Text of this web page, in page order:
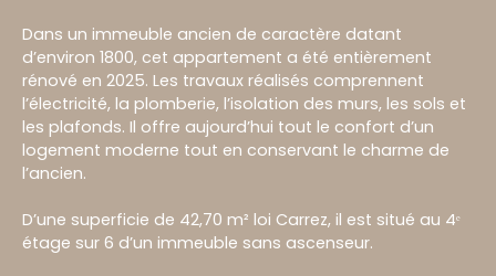
Dans un immeuble ancien de caractère datant
d’environ 1800, cet appartement a été entièrement
rénové en 2025. Les travaux réalisés comprennent
l’électricité, la plomberie, l’isolation des murs, les sols et
les plafonds. Il offre aujourd’hui tout le confort d’un
logement moderne tout en conservant le charme de
l’ancien.
D’une superficie de 42,70 m² loi Carrez, il est situé au 4ᵉ
étage sur 6 d’un immeuble sans ascenseur.